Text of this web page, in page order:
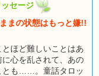
セージ
まの状態はもっと嫌!!
ほど難しいことはあ
心を乱されて、あの
とも……。童話タロッ